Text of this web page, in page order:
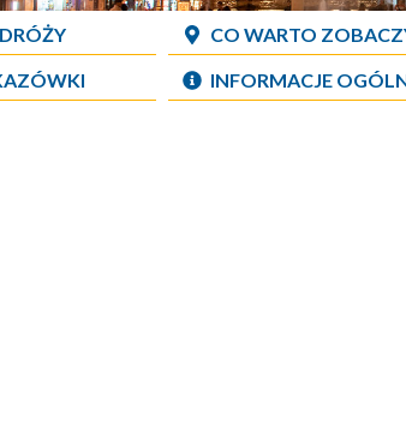
CO WARTO
INFORMACJE